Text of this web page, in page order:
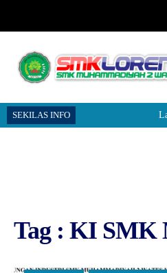
SEKILAS INFO
Tag : KI SMK